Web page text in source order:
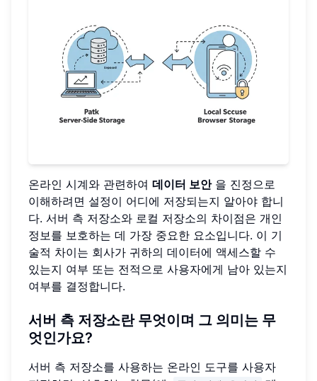
온라인 시계와 관련하여 데이터 보안을 진정으로
이해하려면 설정이 어디에 저장되는지 알아야 합니
다. 서버 측 저장소와 로컬 저장소의 차이점은 개인
정보를 보호하는 데 가장 중요한 요소입니다. 이 기
술적 차이는 회사가 귀하의 데이터에 액세스할 수
있는지 여부 또는 전적으로 사용자에게 남아 있는지
여부를 결정합니다.
서버 측 저장소란 무엇이며 그 의미는 무
엇인가요?
서버 측 저장소를 사용하는 온라인 도구를 사용자